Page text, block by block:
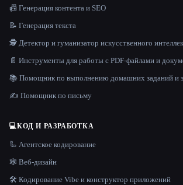
📠 Генерация контента и SEO
📝 Генерация текста
🕵️ Детектор и гуманизатор искусственного
📄 Инструменты для работы с PDF-файлами и
📚 Помощник по выполнению домашних заданий и
✍️ Помощник по письму
💻КОД И РАЗРАБОТКА
🦾 Агентское кодирование
🕸 Веб-дизайн
🛠️ Кодирование Vibe и конструктор приложений